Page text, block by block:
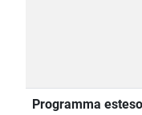
Programma esteso